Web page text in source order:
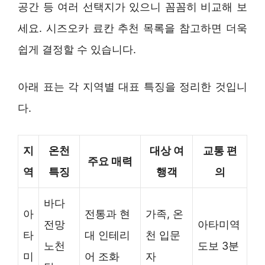
공간 등 여러 선택지가 있으니 꼼꼼히 비교해 보
세요. 시즈오카 료칸 추천 목록을 참고하면 더욱
쉽게 결정할 수 있습니다.
아래 표는 각 지역별 대표 특징을 정리한 것입니
다.
지
역
온천
특징
주요 매력
대상 여
행객
교통 편
의
아
타
미
바다
전망
노천
전통과 현
대 인테리
어 조화
가족, 온
천 입문
자
아타미역
도보 3분